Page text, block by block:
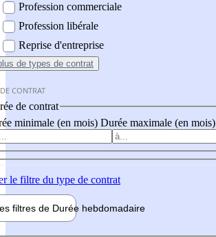
Profession commerciale
Profession libérale
Reprise d'entreprise
de types de contrat
CONTRAT
de contrat
minimale (en mois) Durée maximale (en mois)
le filtre du type de contrat
filtres de Durée hebdomadaire